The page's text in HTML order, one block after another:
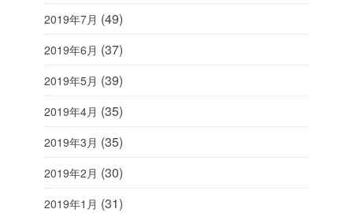
2019年7月 (49)
2019年6月 (37)
2019年5月 (39)
2019年4月 (35)
2019年3月 (35)
2019年2月 (30)
2019年1月 (31)